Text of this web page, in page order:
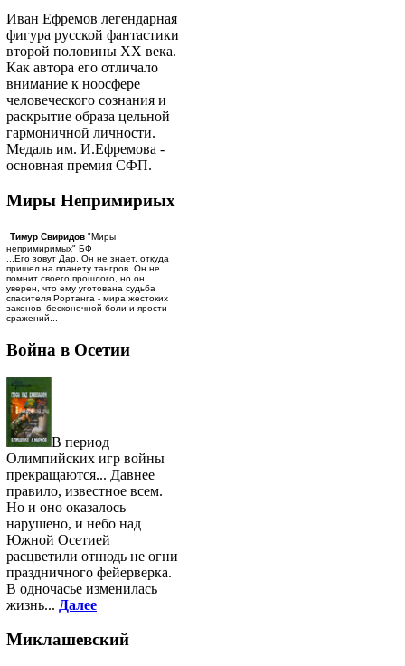
Иван Ефремов легендарная
фигура русской фантастики
второй половины ХХ века.
Как автора его отличало
внимание к ноосфере
человеческого сознания и
раскрытие образа цельной
гармоничной личности.
Медаль им. И.Ефремова -
основная премия СФП.
Миры Непримириых
Тимур Свиридов "Миры
непримиримых" БФ
...Его зовут Дар. Он не знает, откуда
пришел на планету тангров. Он не
помнит своего прошлого, но он
уверен, что ему уготована судьба
спасителя Рортанга - мира жестоких
законов, бесконечной боли и ярости
сражений...
Война в Осетии
В период
Олимпийских игр войны
прекращаются... Давнее
правило, известное всем.
Но и оно оказалось
нарушено, и небо над
Южной Осетией
расцветили отнюдь не огни
праздничного фейерверка.
В одночасье изменилась
жизнь... Далее
Миклашевский